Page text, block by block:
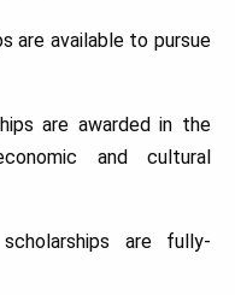
are available to pursue
are awarded in the
and cultural
are fully-